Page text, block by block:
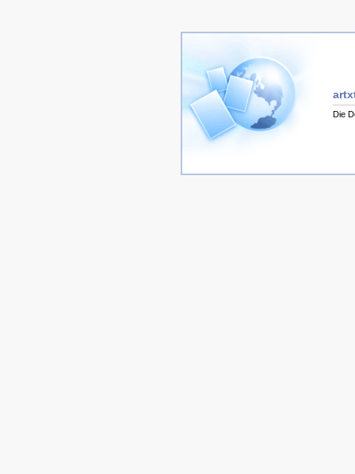
Die